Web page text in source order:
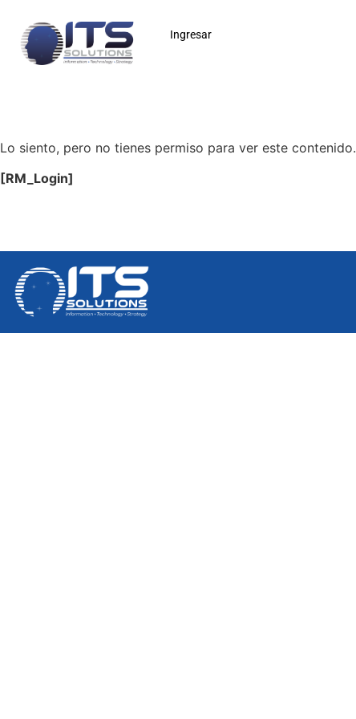
Ingresar
Lo siento, pero no tienes permiso para ver este contenido.
[RM_Login]